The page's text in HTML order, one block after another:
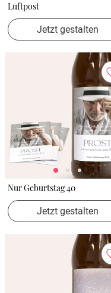
Luftpost
Jetzt gestalten
Nur Geburtstag 40
Jetzt gestalten